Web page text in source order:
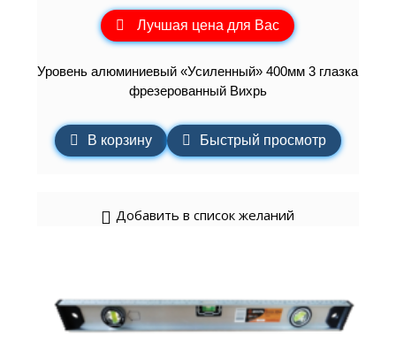
Лучшая цена для Вас
Уровень алюминиевый «Усиленный» 400мм 3 глазка
фрезерованный Вихрь
В корзину Быстрый просмотр
Добавить в список желаний